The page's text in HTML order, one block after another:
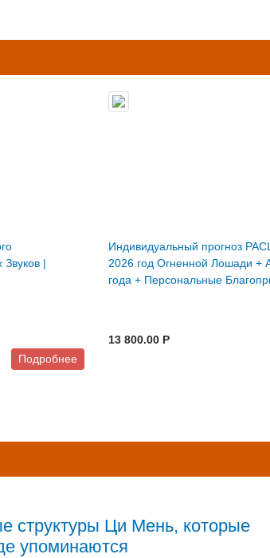
Звуков |
Подробнее
Индивидуальный прогноз
2026 год Огненной Лошади +
года + Персональные
13 800.00 P
структуры Ци Мень, которые
упоминаются